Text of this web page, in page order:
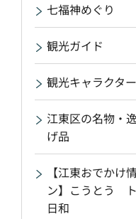
七福神めぐり
観光ガイド
観光キャラクター
江東区の名物・
げ品
【江東おでかけ
ン】こうとう
日和